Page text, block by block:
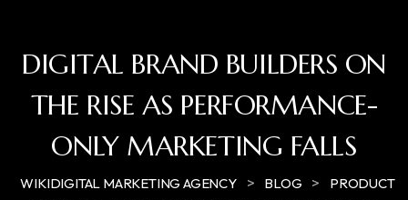
DIGITAL BRAND BUILDERS ON
THE RISE AS PERFORMANCE-
ONLY MARKETING FALLS
WIKIDIGITAL MARKETING AGENCY > BLOG >
PRODUCT